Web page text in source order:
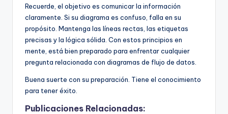
Recuerde, el objetivo es comunicar la información
claramente. Si su diagrama es confuso, falla en su
propósito. Mantenga las líneas rectas, las etiquetas
precisas y la lógica sólida. Con estos principios en
mente, está bien preparado para enfrentar cualquier
pregunta relacionada con diagramas de flujo de datos.
Buena suerte con su preparación. Tiene el conocimiento
para tener éxito.
Publicaciones Relacionadas: